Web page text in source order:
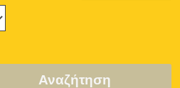
Αναζήτηση